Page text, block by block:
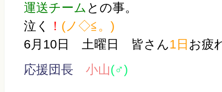
運送チーム との事。
泣く
！ (ノ◇≦。)
6月10日 土曜日 皆さん1日 お疲
応援団長
小山(♂)